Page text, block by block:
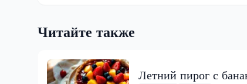
Читайте также
Летний пирог с